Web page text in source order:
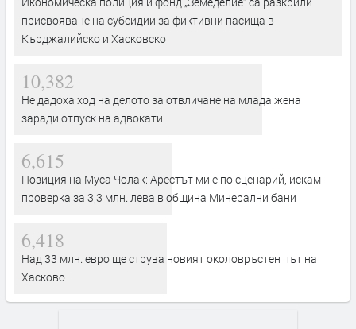
присвояване на субсидии за фиктивни пасища в
Кърджалийско и Хасковско
10,382
Не дадоха ход на делото за отвличане на млада жена
заради отпуск на адвокати
6,615
Позиция на Муса Чолак: Арестът ми е по сценарий, искам
проверка за 3,3 млн. лева в община Минерални бани
6,418
Над 33 млн. евро ще струва новият околовръстен път на
Хасково